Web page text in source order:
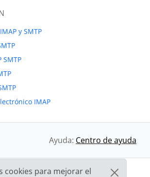
y SMTP
SMTP
IMAP
Ayuda: Centro de ayuda
cookies para mejorar el